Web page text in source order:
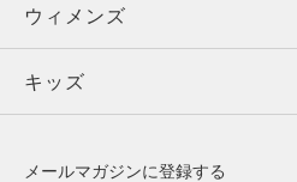
ウィメンズ
キッズ
トップス
ボトムス
ウィメンズ
トップス
キッズ
メールマガジンに登録する